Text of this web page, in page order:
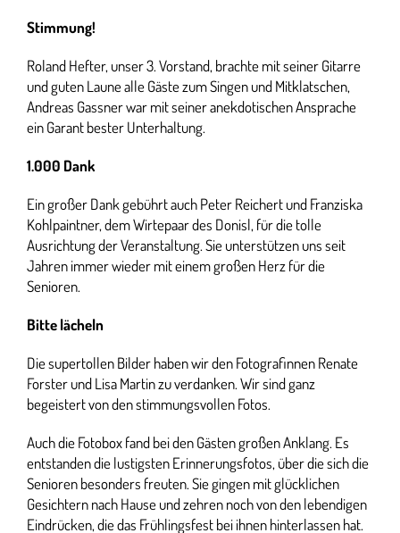
Stimmung!
Roland Hefter, unser 3. Vorstand, brachte mit seiner Gitarre
und guten Laune alle Gäste zum Singen und Mitklatschen,
Andreas Gassner war mit seiner anekdotischen Ansprache
ein Garant bester Unterhaltung.
1.000 Dank
Ein großer Dank gebührt auch Peter Reichert und Franziska
Kohlpaintner, dem Wirtepaar des Donisl, für die tolle
Ausrichtung der Veranstaltung. Sie unterstützen uns seit
Jahren immer wieder mit einem großen Herz für die
Senioren.
Bitte lächeln
Die supertollen Bilder haben wir den Fotografinnen Renate
Forster und Lisa Martin zu verdanken. Wir sind ganz
begeistert von den stimmungsvollen Fotos.
Auch die Fotobox fand bei den Gästen großen Anklang. Es
entstanden die lustigsten Erinnerungsfotos, über die sich die
Senioren besonders freuten. Sie gingen mit glücklichen
Gesichtern nach Hause und zehren noch von den lebendigen
Eindrücken, die das Frühlingsfest bei ihnen hinterlassen hat.